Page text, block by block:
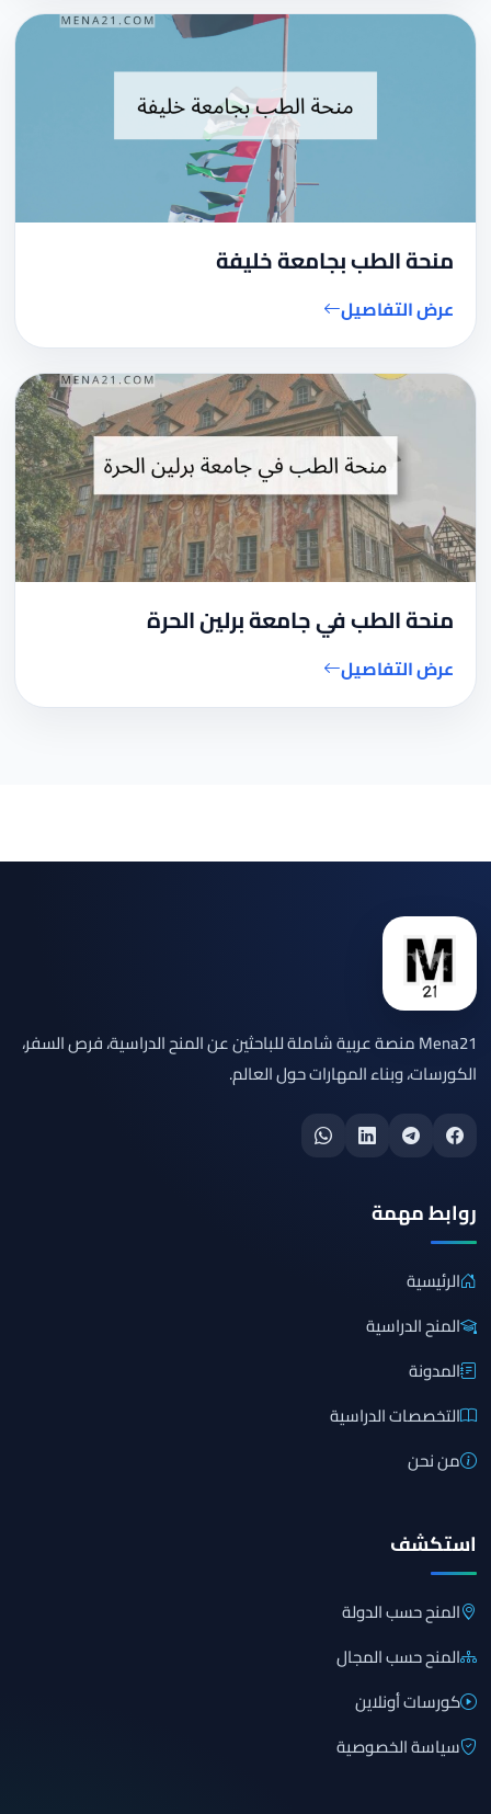
منحة الطب بجامعة خليفة
عرض التفاصيل
منحة الطب في جامعة برلين الحرة
عرض التفاصيل
Mena21 منصة عربية شاملة للباحثين عن المنح الدراسية، فرص السفر،
الكورسات، وبناء المهارات حول العالم.
روابط مهمة
الرئيسية
المنح الدراسية
المدونة
التخصصات الدراسية
من نحن
استكشف
المنح حسب الدولة
المنح حسب المجال
كورسات أونلاين
سياسة الخصوصية